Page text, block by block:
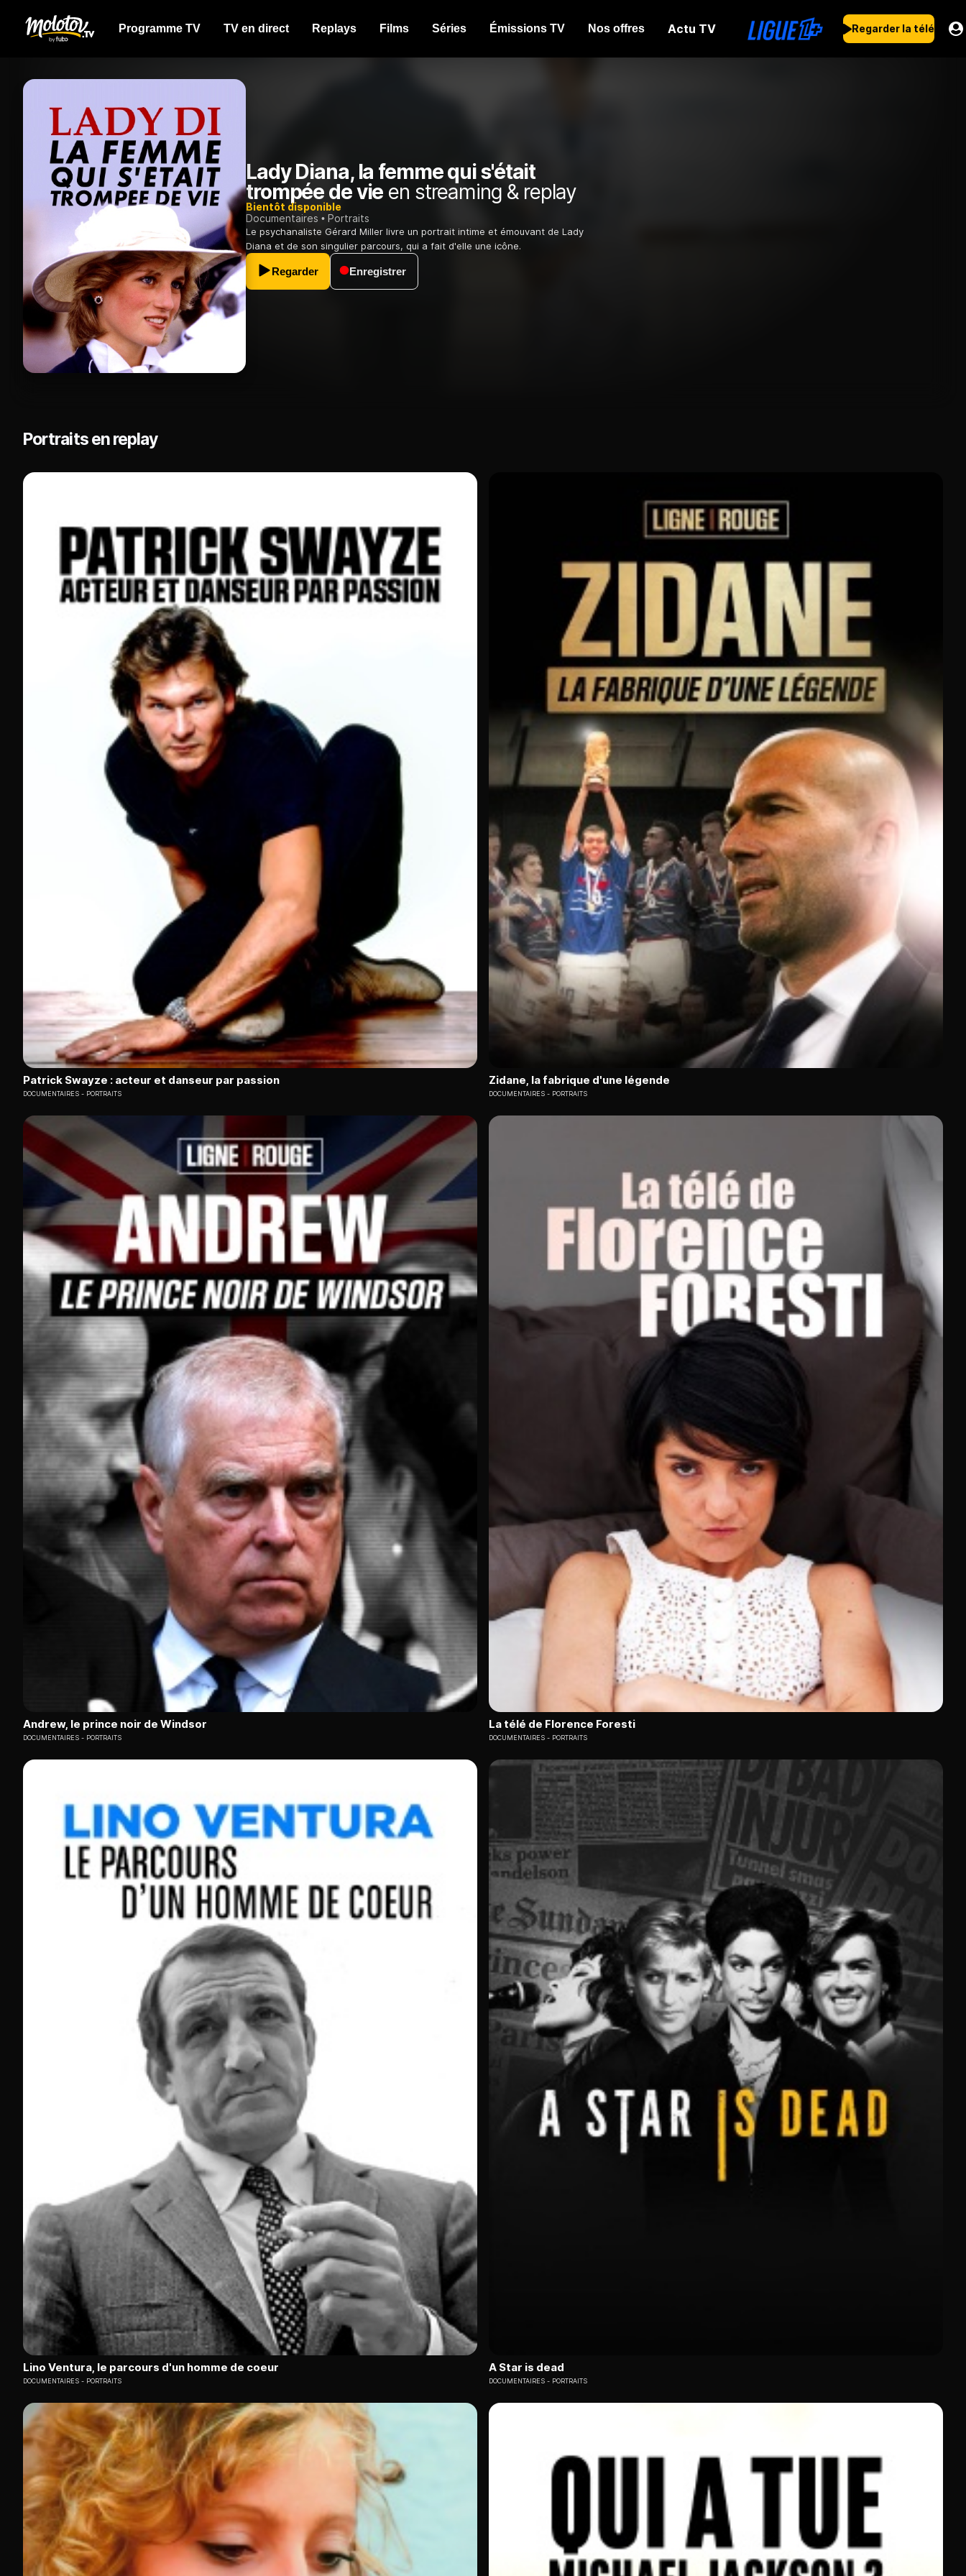
Programme TV TV en direct Replays Films Séries Émissions TV Nos offres Actu TV Regarder la télé
Lady Diana, la femme qui s'était
trompée de vie en streaming & replay
Bientôt disponible
Documentaires
Portraits
Le psychanaliste Gérard Miller livre un portrait intime et émouvant de Lady
Diana et de son singulier parcours, qui a fait d'elle une icône.
Regarder Enregistrer
Portraits en replay
Patrick Swayze : acteur et danseur par passion
DOCUMENTAIRES PORTRAITS
Zidane, la fabrique d'une légende
DOCUMENTAIRES PORTRAITS
Andrew, le prince noir de Windsor
DOCUMENTAIRES PORTRAITS
La télé de Florence Foresti
DOCUMENTAIRES PORTRAITS
Lino Ventura, le parcours d'un homme de coeur
DOCUMENTAIRES PORTRAITS
A Star is dead
DOCUMENTAIRES PORTRAITS